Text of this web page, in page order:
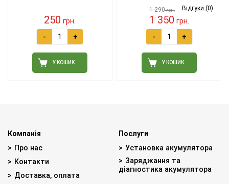
250 грн.
- +
У КОШИК
Відгуки (0)
1 290грн.
1 350 грн.
- +
У КОШИК
Компанія
Про нас
Контакти
Доставка, оплата
Послуги
Установка акумулятора
Заряджання та
діагностика акумулятора